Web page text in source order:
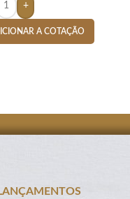
+
A COTAÇÃO